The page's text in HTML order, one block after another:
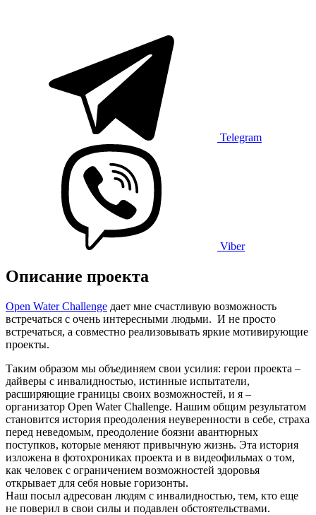
Telegram
Viber
Описание проекта
Open Water Challenge дает мне счаcтливую возможность
встречаться с очень интересными людьми. И не просто
встречаться, а совместно реализовывать яркие мотивирующие
проекты.
Таким образом мы объединяем свои усилия: герои проекта –
дайверы с инвалидностью, истинные испытатели,
расширяющие границы своих возможностей, и я –
организатор Open Water Challenge. Нашим общим результатом
становится история преодоления неуверенности в себе, страха
перед неведомым, преодоление боязни авантюрных
поступков, которые меняют привычную жизнь. Эта история
изложена в фотохрониках проекта и в видеофильмах о том,
как человек с ограничением возможностей здоровья
открывает для себя новые горизонты.
Наш посыл адресован людям с инвалидностью, тем, кто еще
не поверил в свои силы и подавлен обстоятельствами.